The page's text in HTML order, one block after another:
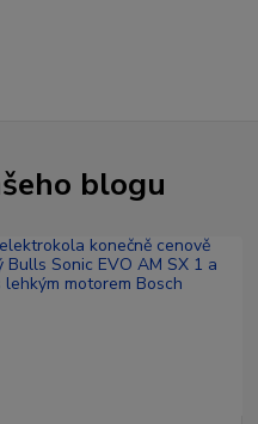
blogu